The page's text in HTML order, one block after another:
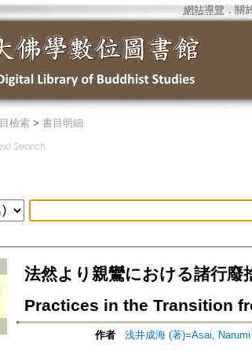
網站導覽 ． 關
檢索> 書目明細
法然より親鸞における諸行
Practices in the Transition
作者
浅井成海 (著)=Asai, Narumi